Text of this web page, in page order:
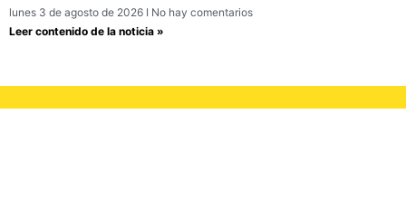
lunes 3 de agosto de 2026
No hay comentarios
Leer contenido de la noticia »